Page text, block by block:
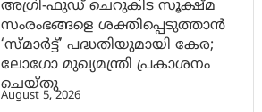
അഗ്രി-ഫുഡ് ചെറുകിട സൂക്ഷ്മ
സംരംഭങ്ങളെ ശക്തിപ്പെടുത്താന്‍
‘സ്മാര്‍ട്ട്’ പദ്ധതിയുമായി കേര;
ലോഗോ മുഖ്യമന്ത്രി പ്രകാശനം
ചെയ്തു
August 5, 2026